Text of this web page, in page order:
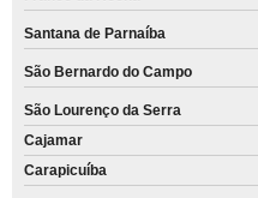
Santana de Parnaíba
São Bernardo do Campo
São Lourenço da Serra
Cajamar
Carapicuíba